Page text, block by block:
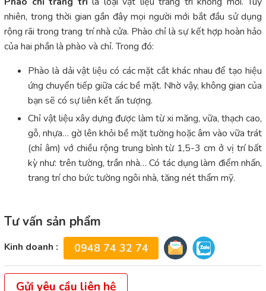
nhiên, trong thời gian gần đây mọi người mới bắt đầu sử dụng
rộng rãi trong trang trí nhà cửa. Phào chỉ là sự kết hợp hoàn hảo
của hai phần là phào và chỉ. Trong đó:
Phào là dải vật liệu có các mặt cắt khác nhau để tạo hiệu
ứng chuyển tiếp giữa các bề mặt. Nhờ vậy, không gian của
bạn sẽ có sự liên kết ấn tượng.
Chỉ vật liệu xây dựng được làm từ xi măng, vữa, thạch cao,
gỗ, nhựa… gờ lên khỏi bề mặt tường hoặc âm vào vữa trát
(chỉ âm) vớ chiều rộng trung bình từ 1,5-3 cm ở vị trí bất
kỳ như: trên tường, trần nhà… Có tác dụng làm điểm nhấn,
trang trí cho bức tường ngôi nhà, tăng nét thẩm mỹ.
Tư vấn sản phẩm
Kinh doanh : 0948 74 32 74
Gửi yêu cầu liên hệ